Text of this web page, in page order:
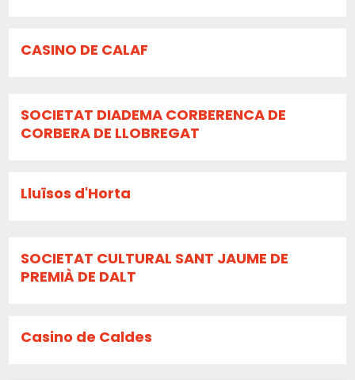
CASINO DE CALAF
SOCIETAT DIADEMA CORBERENCA DE
CORBERA DE LLOBREGAT
Lluïsos d'Horta
SOCIETAT CULTURAL SANT JAUME DE
PREMIÀ DE DALT
Casino de Caldes